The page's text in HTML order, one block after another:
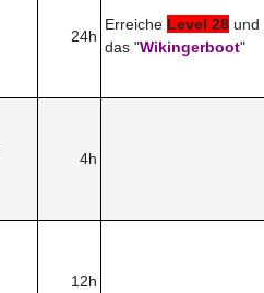
24h
Erreiche Level 28 und
das "Wikingerboot"
4h
12h